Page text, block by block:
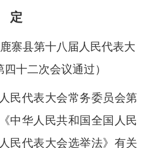
定
寨县第十八届人民代表大
十二次会议通过）
民代表大会常务委员会第
中华人民共和国全国人民
民代表大会选举法》有关